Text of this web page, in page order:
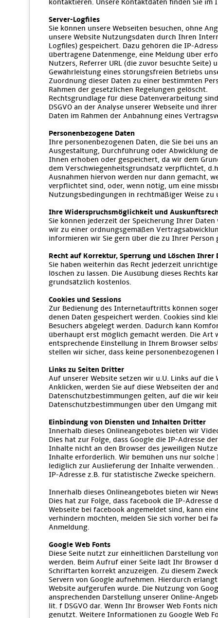
kontaktieren. Unsere Kontaktdaten finden Sie im
Server-Logfiles
Sie können unsere Webseiten besuchen, ohne
unsere Website Nutzungsdaten durch Ihren
Logfiles) gespeichert. Dazu gehören die IP-
übertragene Datenmenge, eine Meldung über
Nutzers, Referrer URL (die zuvor besuchte Seite)
Gewährleistung eines störungsfreien Betriebs
Zuordnung dieser Daten zu einer bestimmten
Rahmen der gesetzlichen Regelungen gelöscht.
Rechtsgrundlage für diese Datenverarbeitung
DSGVO an der Analyse unserer Webseite und
Daten im Rahmen der Anbahnung eines
Personenbezogene Daten
Ihre personenbezogenen Daten, die Sie bei uns
Ausgestaltung, Durchführung oder Abwicklung
Ihnen erhoben oder gespeichert, da wir dem
dem Verschwiegenheitsgrundsatz verpflichtet,
Ausnahmen hiervon werden nur dann gemacht,
verpflichtet sind, oder, wenn nötig, um eine
Nutzungsbedingungen in rechtmäßiger Weise zu
Ihre Widerspruchsmöglichkeit und
Sie können jederzeit der Speicherung Ihrer
wir zu einer ordnungsgemäßen
informieren wir Sie gern über die zu Ihrer Person
Recht auf Korrektur, Sperrung und Löschen Ihrer
Sie haben weiterhin das Recht jederzeit
löschen zu lassen. Die Ausübung dieses Rechts
grundsätzlich kostenlos.
Cookies und Sessions
Zur Bedienung des Internetauftritts können
denen Daten gespeichert werden. Cookies sind
Besuchers abgelegt werden. Dadurch kann
überhaupt erst möglich gemacht werden. Die Art
entsprechende Einstellung in Ihrem Browser
stellen wir sicher, dass keine
Links zu Seiten Dritter
Auf unserer Website setzen wir u.U. Links auf
Anklicken, werden Sie auf diese Webseiten der
Datenschutzbestimmungen gelten, auf die wir
Datenschutzbestimmungen über den Umgang
Einbindung von Diensten und Inhalten Dritter
Innerhalb dieses Onlineangebotes bieten wir
Dies hat zur Folge, dass Google die IP-Adresse
Inhalte nicht an den Browser des jeweiligen
Inhalte erforderlich. Wir bemühen uns nur
lediglich zur Auslieferung der Inhalte
IP-Adresse z.B. für statistische Zwecke
Innerhalb dieses Onlineangebotes bieten wir
Dies hat zur Folge, dass facebook die IP-Adresse
Webseite bei facebook angemeldet sind, kann
verhindern möchten, melden Sie sich vorher bei
Anmeldung.
Google Web Fonts
Diese Seite nutzt zur einheitlichen Darstellung
werden. Beim Aufruf einer Seite lädt Ihr Browser
Schriftarten korrekt anzuzeigen. Zu diesem
Servern von Google aufnehmen. Hierdurch
Website aufgerufen wurde. Die Nutzung von
ansprechenden Darstellung unserer Online-
lit. f DSGVO dar. Wenn Ihr Browser Web Fonts
genutzt. Weitere Informationen zu Google Web